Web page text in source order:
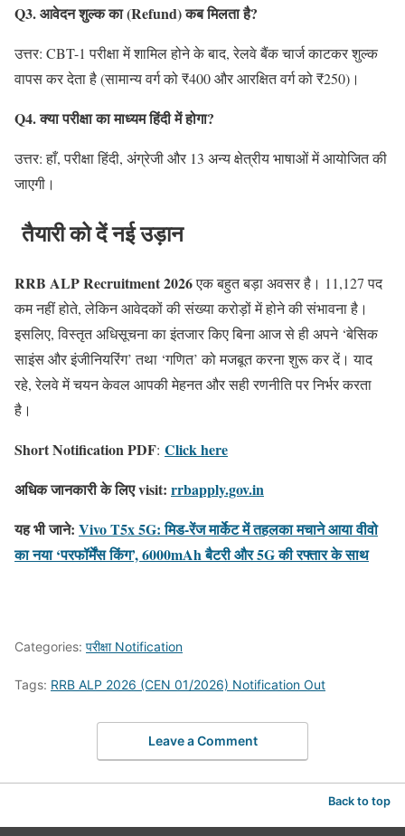
Q3. आवेदन शुल्क का (Refund) कब मिलता है?
उत्तर: CBT-1 परीक्षा में शामिल होने के बाद, रेलवे बैंक चार्ज काटकर शुल्क
वापस कर देता है (सामान्य वर्ग को ₹400 और आरक्षित वर्ग को ₹250)।
Q4. क्या परीक्षा का माध्यम हिंदी में होगा?
उत्तर: हाँ, परीक्षा हिंदी, अंग्रेजी और 13 अन्य क्षेत्रीय भाषाओं में आयोजित की
जाएगी।
तैयारी को दें नई उड़ान
RRB ALP Recruitment 2026एक बहुत बड़ा अवसर है। 11,127 पद
कम नहीं होते, लेकिन आवेदकों की संख्या करोड़ों में होने की संभावना है।
इसलिए, विस्तृत अधिसूचना का इंतजार किए बिना आज से ही अपने ‘बेसिक
साइंस और इंजीनियरिंग’ तथा ‘गणित’ को मजबूत करना शुरू कर दें। याद
रहे, रेलवे में चयन केवल आपकी मेहनत और सही रणनीति पर निर्भर करता
है।
Short Notification PDF: Click here
अधिक जानकारी के लिए visit: rrbapply.gov.in
यह भी जाने: Vivo T5x 5G: मिड-रेंज मार्केट में तहलका मचाने आया वीवो
का नया ‘परफॉर्मेंस किंग’, 6000mAh बैटरी और 5G की रफ्तार के साथ
Categories: परीक्षा Notification
Tags: RRB ALP 2026 (CEN 01/2026) Notification Out
Leave a Comment
Back to top